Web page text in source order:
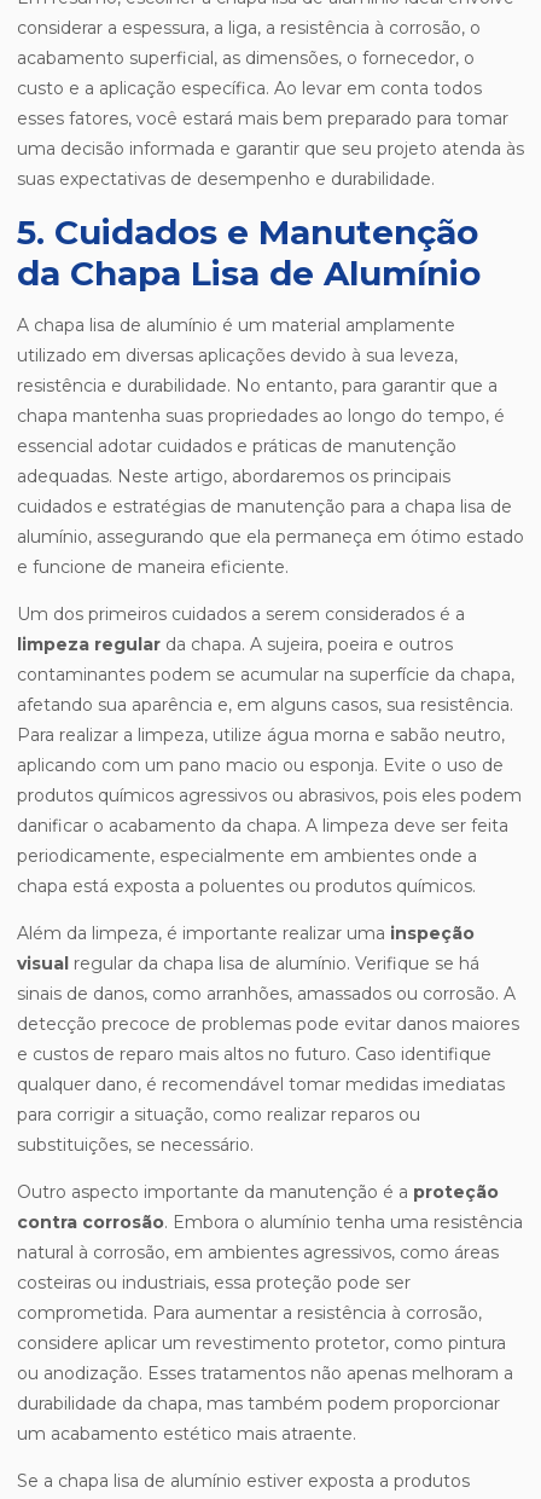
considerar a espessura, a liga, a resistência à corrosão, o
acabamento superficial, as dimensões, o fornecedor, o
custo e a aplicação específica. Ao levar em conta todos
esses fatores, você estará mais bem preparado para tomar
uma decisão informada e garantir que seu projeto atenda às
suas expectativas de desempenho e durabilidade.
5. Cuidados e Manutenção
da Chapa Lisa de Alumínio
A chapa lisa de alumínio é um material amplamente
utilizado em diversas aplicações devido à sua leveza,
resistência e durabilidade. No entanto, para garantir que a
chapa mantenha suas propriedades ao longo do tempo, é
essencial adotar cuidados e práticas de manutenção
adequadas. Neste artigo, abordaremos os principais
cuidados e estratégias de manutenção para a chapa lisa de
alumínio, assegurando que ela permaneça em ótimo estado
e funcione de maneira eficiente.
Um dos primeiros cuidados a serem considerados é a
limpeza regular da chapa. A sujeira, poeira e outros
contaminantes podem se acumular na superfície da chapa,
afetando sua aparência e, em alguns casos, sua resistência.
Para realizar a limpeza, utilize água morna e sabão neutro,
aplicando com um pano macio ou esponja. Evite o uso de
produtos químicos agressivos ou abrasivos, pois eles podem
danificar o acabamento da chapa. A limpeza deve ser feita
periodicamente, especialmente em ambientes onde a
chapa está exposta a poluentes ou produtos químicos.
Além da limpeza, é importante realizar uma inspeção
visual regular da chapa lisa de alumínio. Verifique se há
sinais de danos, como arranhões, amassados ou corrosão. A
detecção precoce de problemas pode evitar danos maiores
e custos de reparo mais altos no futuro. Caso identifique
qualquer dano, é recomendável tomar medidas imediatas
para corrigir a situação, como realizar reparos ou
substituições, se necessário.
Outro aspecto importante da manutenção é a proteção
contra corrosão. Embora o alumínio tenha uma resistência
natural à corrosão, em ambientes agressivos, como áreas
costeiras ou industriais, essa proteção pode ser
comprometida. Para aumentar a resistência à corrosão,
considere aplicar um revestimento protetor, como pintura
ou anodização. Esses tratamentos não apenas melhoram a
durabilidade da chapa, mas também podem proporcionar
um acabamento estético mais atraente.
Se a chapa lisa de alumínio estiver exposta a produtos